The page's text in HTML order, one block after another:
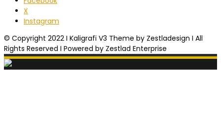
X
Instagram
© Copyright 2022 I Kaligrafi V3 Theme by Zestladesign I All
Rights Reserved I Powered by Zestlad Enterprise